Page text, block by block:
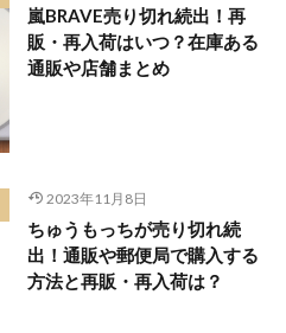
嵐BRAVE売り切れ続出！再
販・再入荷はいつ？在庫ある
通販や店舗まとめ
2023年11月8日
ちゅうもっちが売り切れ続
出！通販や郵便局で購入する
方法と再販・再入荷は？